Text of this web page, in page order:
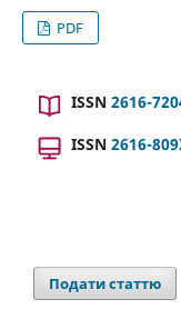
PDF
ISSN 2616-
ISSN 2616-
Подати статтю